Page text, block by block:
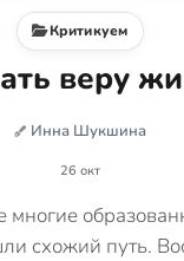
Критикуем
веру
Инна Шукшина
26 окт
схожий путь.